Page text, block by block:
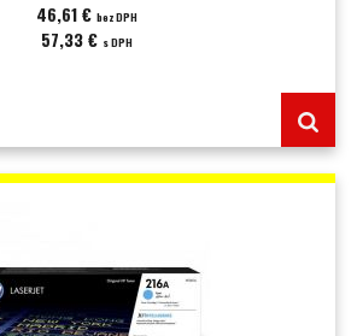
46,61 € bez DPH
57,33 € s DPH